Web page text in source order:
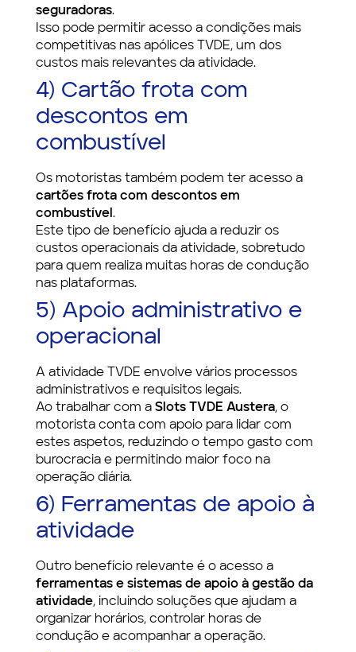
seguradoras.
Isso pode permitir acesso a condições mais
competitivas nas apólices TVDE, um dos
custos mais relevantes da atividade.
4) Cartão frota com
descontos em
combustível
Os motoristas também podem ter acesso a
cartões frota com descontos em
combustível .
Este tipo de benefício ajuda a reduzir os
custos operacionais da atividade, sobretudo
para quem realiza muitas horas de condução
nas plataformas.
5) Apoio administrativo e
operacional
A atividade TVDE envolve vários processos
administrativos e requisitos legais.
Ao trabalhar com a Slots TVDE Austera, o
motorista conta com apoio para lidar com
estes aspetos, reduzindo o tempo gasto com
burocracia e permitindo maior foco na
operação diária.
6) Ferramentas de apoio à
atividade
Outro benefício relevante é o acesso a
ferramentas e sistemas de apoio à gestão da
atividade, incluindo soluções que ajudam a
organizar horários, controlar horas de
condução e acompanhar a operação.